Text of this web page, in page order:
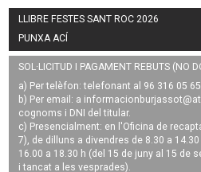
LLIBRE FESTES SANT ROC 2026
PUNXA ACÍ
SOL·LICITUD I PAGAMENT REBUTS (NO
a) Per telèfon: telefonant al 96 316 05
b) Per email: a
cognoms i DNI del titular.
c) Presencialment: en l'Oficina de
7), de dilluns a divendres de 8.30 a
16.00 a 18.30 h (del 15 de juny al 15 de
i tancat a les vesprades).